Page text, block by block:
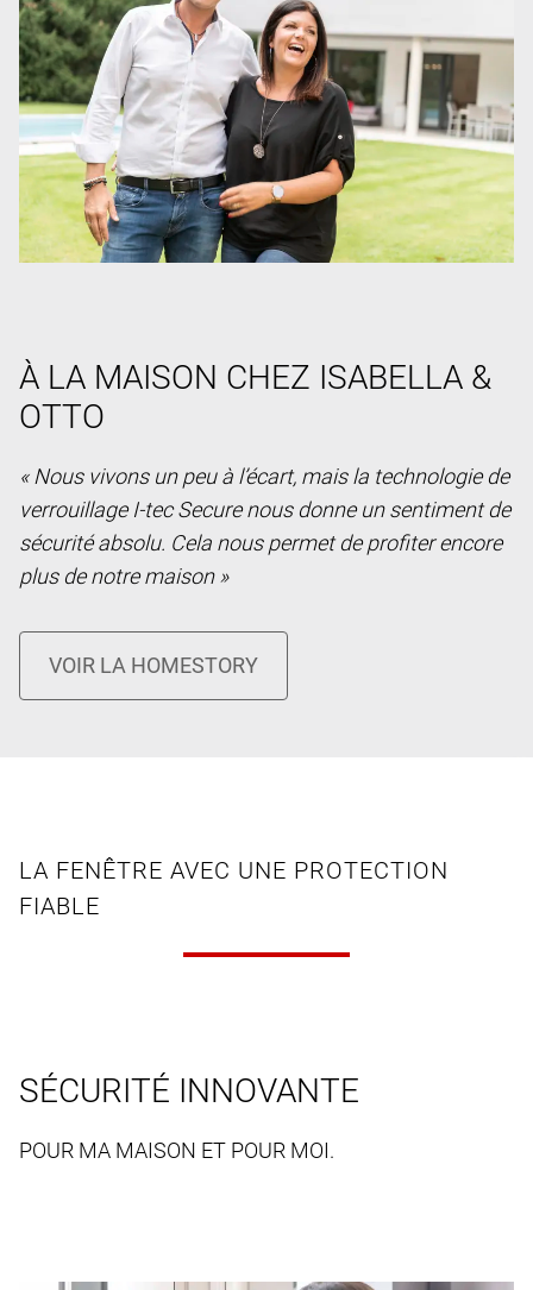
À LA MAISON CHEZ ISABELLA &
OTTO
« Nous vivons un peu à l’écart, mais la technologie de
verrouillage I-tec Secure nous donne un sentiment de
sécurité absolu. Cela nous permet de profiter encore
plus de notre maison »
LA FENÊTRE AVEC UNE PROTECTION
FIABLE
SÉCURITÉ INNOVANTE
POUR MA MAISON ET POUR MOI.